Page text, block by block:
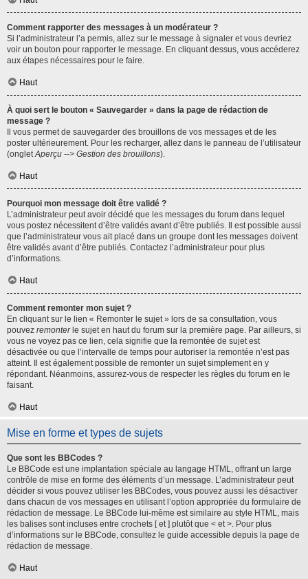
Comment rapporter des messages à un modérateur ?
Si l’administrateur l’a permis, allez sur le message à signaler et vous devriez
voir un bouton pour rapporter le message. En cliquant dessus, vous accéderez
aux étapes nécessaires pour le faire.
Haut
À quoi sert le bouton « Sauvegarder » dans la page de rédaction de
message ?
Il vous permet de sauvegarder des brouillons de vos messages et de les
poster ultérieurement. Pour les recharger, allez dans le panneau de l’utilisateur
(ongletAperçu --> Gestion des brouillons).
Haut
Pourquoi mon message doit être validé ?
L’administrateur peut avoir décidé que les messages du forum dans lequel
vous postez nécessitent d’être validés avant d’être publiés. Il est possible aussi
que l’administrateur vous ait placé dans un groupe dont les messages doivent
être validés avant d’être publiés. Contactez l’administrateur pour plus
d’informations.
Haut
Comment remonter mon sujet ?
En cliquant sur le lien « Remonter le sujet » lors de sa consultation, vous
pouvez remonterle sujet en haut du forum sur la première page. Par ailleurs, si
vous ne voyez pas ce lien, cela signifie que la remontée de sujet est
désactivée ou que l’intervalle de temps pour autoriser la remontée n’est pas
atteint. Il est également possible de remonter un sujet simplement en y
répondant. Néanmoins, assurez-vous de respecter les règles du forum en le
faisant.
Haut
Mise en forme et types de sujets
Que sont les BBCodes ?
Le BBCode est une implantation spéciale au langage HTML, offrant un large
contrôle de mise en forme des éléments d’un message. L’administrateur peut
décider si vous pouvez utiliser les BBCodes, vous pouvez aussi les désactiver
dans chacun de vos messages en utilisant l’option appropriée du formulaire de
rédaction de message. Le BBCode lui-même est similaire au style HTML, mais
les balises sont incluses entre crochets [ et ] plutôt que < et >. Pour plus
d’informations sur le BBCode, consultez le guide accessible depuis la page de
rédaction de message.
Haut